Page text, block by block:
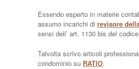
Essendo esperto in materie
assumo incarichi di revisore
sensi dell’ art. 1130 bis del
Talvolta scrivo articoli
condominio su RATIO.